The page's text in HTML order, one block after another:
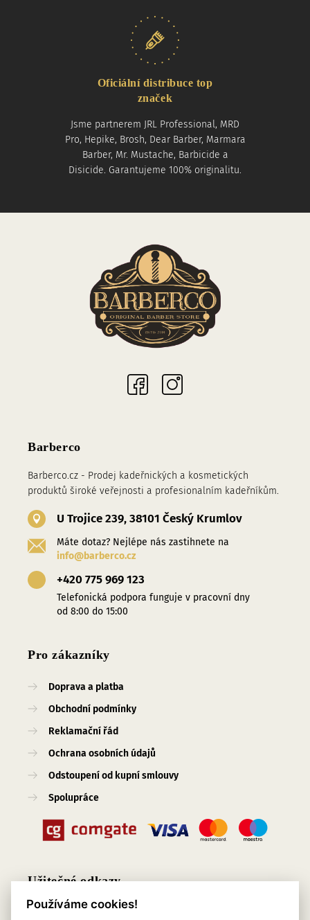
Oficiální distribuce top
značek
Jsme partnerem JRL Professional, MRD
Pro, Hepike, Brosh, Dear Barber, Marmara
Barber, Mr. Mustache, Barbicide a
Disicide. Garantujeme 100% originalitu.
Barberco
Barberco.cz - Prodej kadeřnických a kosmetických
produktů široké veřejnosti a profesionalním kadeřníkům.
U Trojice 239, 38101 Český Krumlov
Máte dotaz? Nejlépe nás zastihnete na
info@barberco.cz
+420 775 969 123
Telefonická podpora funguje v pracovní dny
od 8:00 do 15:00
Pro zákazníky
Doprava a platba
Obchodní podmínky
Reklamační řád
Ochrana osobních údajů
Odstoupení od kupní smlouvy
Spolupráce
Užitečné odkazy
O nás
Používáme cookies!